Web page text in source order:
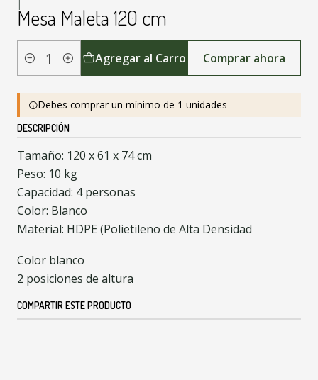
|
Mesa Maleta 120 cm
Cantidad Agregar al Carro Comprar ahora
Debes comprar un mínimo de 1 unidades
DESCRIPCIÓN
Tamaño: 120 x 61 x 74 cm
Peso: 10 kg
Capacidad: 4 personas
Color: Blanco
Material: HDPE (Polietileno de Alta Densidad
Color blanco
2 posiciones de altura
COMPARTIR ESTE PRODUCTO